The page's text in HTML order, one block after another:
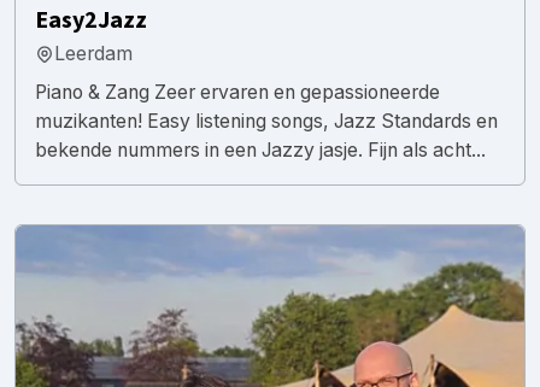
Easy2Jazz
Leerdam
Piano & Zang Zeer ervaren en gepassioneerde
muzikanten! Easy listening songs, Jazz Standards en
bekende nummers in een Jazzy jasje. Fijn als acht...